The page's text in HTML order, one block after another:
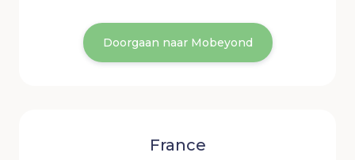
Doorgaan naar Mobeyond
France